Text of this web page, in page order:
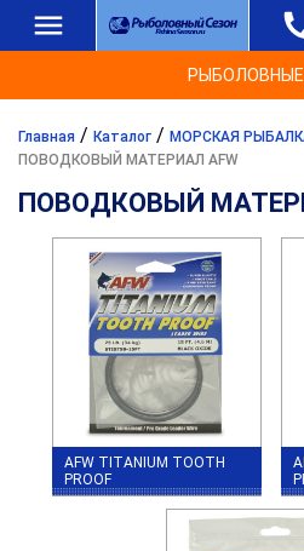
Главная / Каталог / МОРСКАЯ
ПОВОДКОВЫЙ МАТЕРИАЛ AFW
ПОВОДКОВЫЙ
AFW TITANIUM TOOTH
PROOF